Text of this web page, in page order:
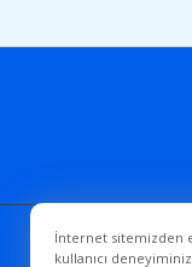
İnternet sitemizden
kullanıcı